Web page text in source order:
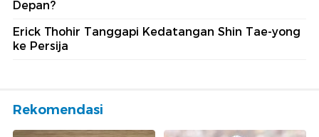
Depan?
Erick Thohir Tanggapi Kedatangan Shin Tae-yong
ke Persija
Rekomendasi